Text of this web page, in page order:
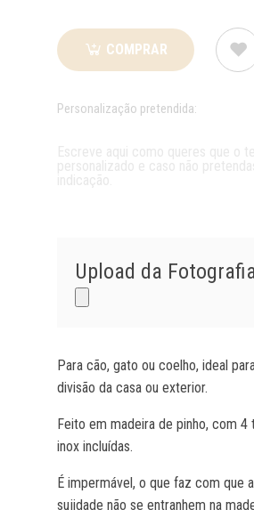
COMPRAR
Personalização pretendida:
Upload da
Para cão, gato ou coelho, ideal
divisão da casa ou exterior.
Feito em madeira de pinho, com 4
inox incluídas.
É impermável, o que faz com que
sujidade não se entranhem na